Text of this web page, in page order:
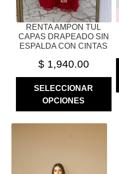
RENTA AMPON TUL
CAPAS DRAPEADO SIN
ESPALDA CON CINTAS
$1,940.00
SELECCIONAR
OPCIONES
LA
PÁGINA
DE
PRODUCTO
MÚLTIPLES